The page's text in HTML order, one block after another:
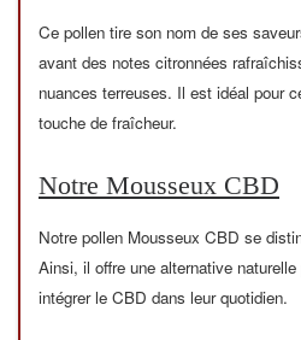
Ce pollen tire son nom de ses
avant des notes citronnées
nuances terreuses. Il est idéal pour
touche de fraîcheur.
Notre Mousseux CBD
Notre pollen Mousseux CBD se
Ainsi, il offre une alternative
intégrer le CBD dans leur quotidien.